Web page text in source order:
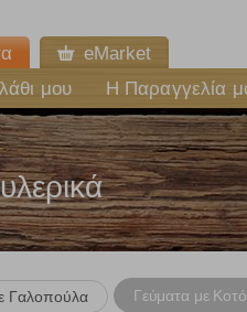
eMarket
μου Η Παραγγελία
Γαλοπούλα Γεύματα με